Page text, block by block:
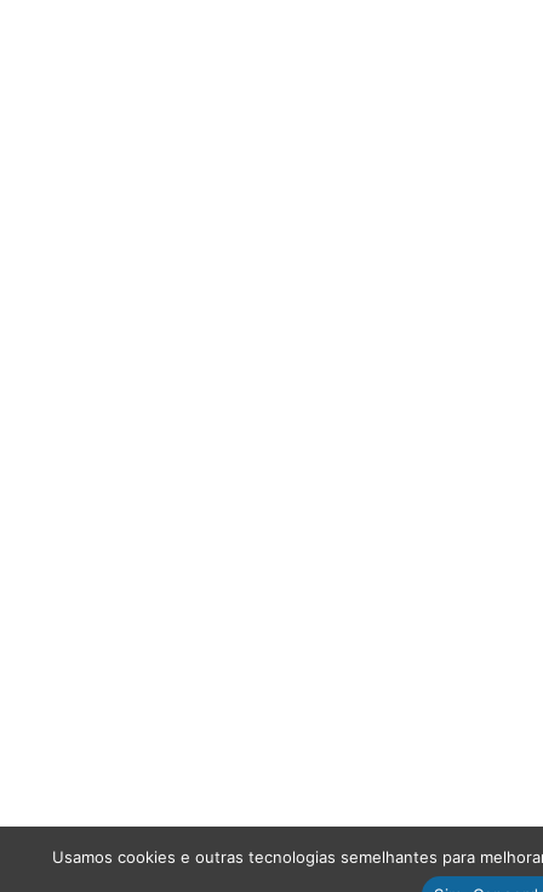
Usamos cookies e outras tecnologias semelhantes para